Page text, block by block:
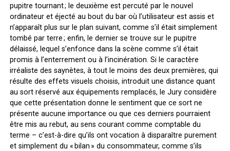
pupitre tournant ; le deuxième est percuté par le nouvel
ordinateur et éjecté au bout du bar où l’utilisateur est assis et
n’apparaît plus sur le plan suivant, comme s’il était simplement
tombé par terre ; enfin, le dernier se trouve sur le pupitre
délaissé, lequel s’enfonce dans la scène comme s’il était
promis à l’enterrement ou à l’incinération. Si le caractère
irréaliste des saynètes, à tout le moins des deux premières, qui
résulte des effets visuels choisis, introduit une distance quant
au sort réservé aux équipements remplacés, le Jury considère
que cette présentation donne le sentiment que ce sort ne
présente aucune importance ou que ces derniers pourraient
être mis au rebut, au sens courant comme comptable du
terme – c’est-à-dire qu’ils ont vocation à disparaître purement
et simplement du « bilan » du consommateur, comme s’ils